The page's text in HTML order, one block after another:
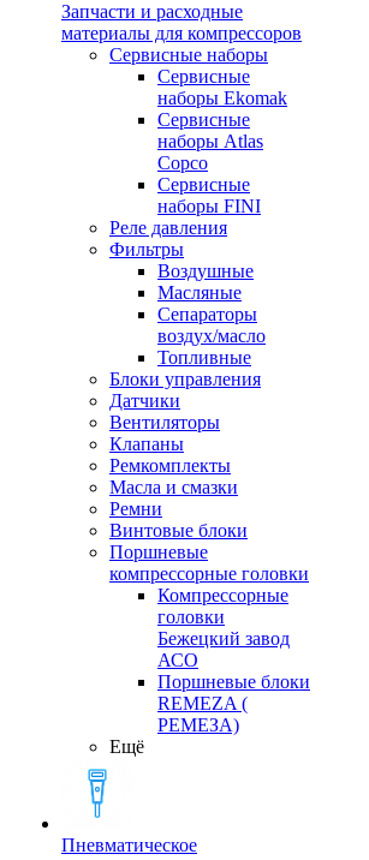
Запчасти и расходные
материалы для компрессоров
Cервисные наборы
Сервисные
наборы Ekomak
Cервисные
наборы Atlas
Copco
Сервисные
наборы FINI
Реле давления
Фильтры
Воздушные
Масляные
Сепараторы
воздух/масло
Топливные
Блоки управления
Датчики
Вентиляторы
Клапаны
Ремкомплекты
Масла и смазки
Ремни
Винтовые блоки
Поршневые
компрессорные головки
Компрессорные
головки
Бежецкий завод
АСО
Поршневые блоки
REMEZA (
РЕМЕЗА)
Ещё
Пневматическое